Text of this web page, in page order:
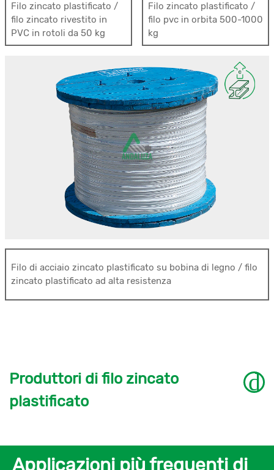
Filo zincato plastificato /
filo zincato rivestito in
PVC in rotoli da 50 kg
Filo zincato plastificato /
filo pvc in orbita 500-1000
kg
Filo di acciaio zincato plastificato su bobina di legno / filo
zincato plastificato ad alta resistenza
Produttori di filo zincato
plastificato
Applicazioni più frequenti di